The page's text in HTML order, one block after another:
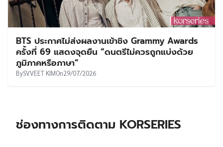
BTS ประกาศไม่ส่งผลงานเข้าชิง Grammy Awards
ครั้งที่ 69 แสดงจุดยืน “ดนตรีไม่ควรถูกแบ่งด้วย
ภูมิภาคหรือภาษา”
BySVVEET KIMOn29/07/2026
ช่องทางการติดตาม KORSERIES